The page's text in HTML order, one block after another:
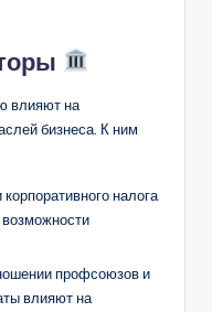
влияют на
бизнеса. К ним
корпоративного налога
профсоюзов и
влияют на